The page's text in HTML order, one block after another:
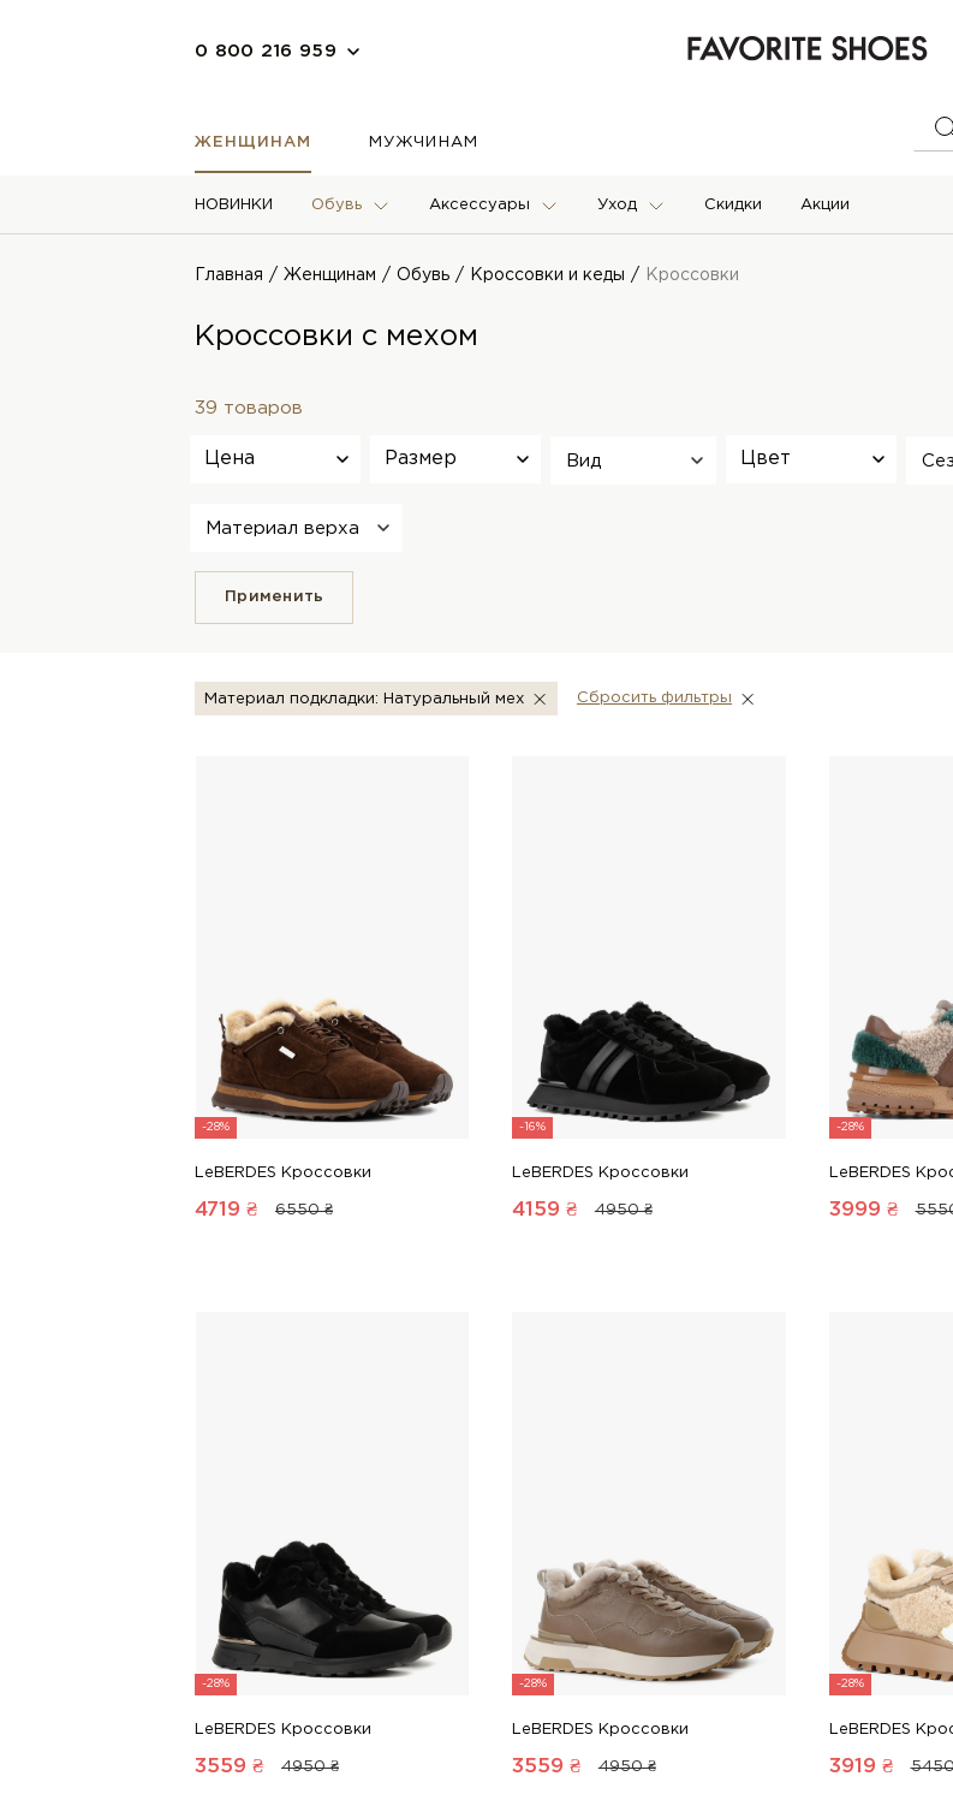
0 800 216 959
ЖЕНЩИНАМ МУЖЧИНАМ
НОВИНКИ Обувь Аксессуары Уход Скидки Акции
Главная Женщинам Обувь Кроссовки и кеды Кроссовки
Кроссовки с мехом
39 товаров
Цена Размер Вид Цвет
Материал верха
Применить
Материал подкладки: Натуральный мех Сбросить фильтры
-28%
LeBERDES Кроссовки
4719 ₴ 6550 ₴
-16%
LeBERDES Кроссовки
4159 ₴ 4950 ₴
-28%
LeBERDES
3999 ₴
-28%
LeBERDES Кроссовки
3559 ₴ 4950 ₴
-28%
LeBERDES Кроссовки
3559 ₴ 4950 ₴
-28%
LeBERDES
3919 ₴